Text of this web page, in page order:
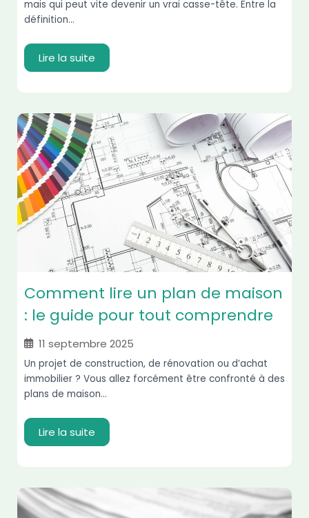
mais qui peut vite devenir un vrai casse-tête. Entre la
définition...
Lire la suite
Comment lire un plan de maison
: le guide pour tout comprendre
11 septembre 2025
Un projet de construction, de rénovation ou d’achat
immobilier ? Vous allez forcément être confronté à des
plans de maison...
Lire la suite